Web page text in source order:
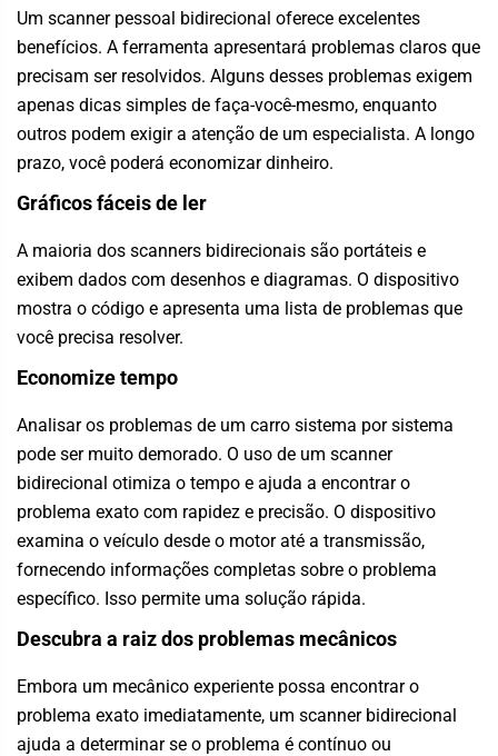
Um scanner pessoal bidirecional oferece excelentes
benefícios. A ferramenta apresentará problemas claros que
precisam ser resolvidos. Alguns desses problemas exigem
apenas dicas simples de faça-você-mesmo, enquanto
outros podem exigir a atenção de um especialista. A longo
prazo, você poderá economizar dinheiro.
Gráficos fáceis de ler
A maioria dos scanners bidirecionais são portáteis e
exibem dados com desenhos e diagramas. O dispositivo
mostra o código e apresenta uma lista de problemas que
você precisa resolver.
Economize tempo
Analisar os problemas de um carro sistema por sistema
pode ser muito demorado. O uso de um scanner
bidirecional otimiza o tempo e ajuda a encontrar o
problema exato com rapidez e precisão. O dispositivo
examina o veículo desde o motor até a transmissão,
fornecendo informações completas sobre o problema
específico. Isso permite uma solução rápida.
Descubra a raiz dos problemas mecânicos
Embora um mecânico experiente possa encontrar o
problema exato imediatamente, um scanner bidirecional
ajuda a determinar se o problema é contínuo ou